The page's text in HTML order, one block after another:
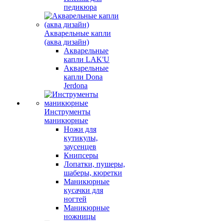
педикюра
Акварельные капли
(аква дизайн)
Акварельные
капли LAK'U
Акварельные
капли Dona
Jerdona
Инструменты
маникюрные
Ножи для
кутикулы,
заусенцев
Книпсеры
Лопатки, пушеры,
шаберы, кюретки
Маникюрные
кусачки для
ногтей
Маникюрные
ножницы